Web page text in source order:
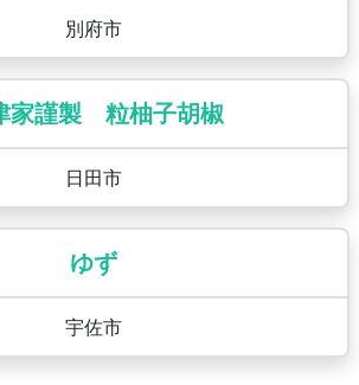
別府市
家謹製 粒柚子胡椒
日田市
ゆず
宇佐市